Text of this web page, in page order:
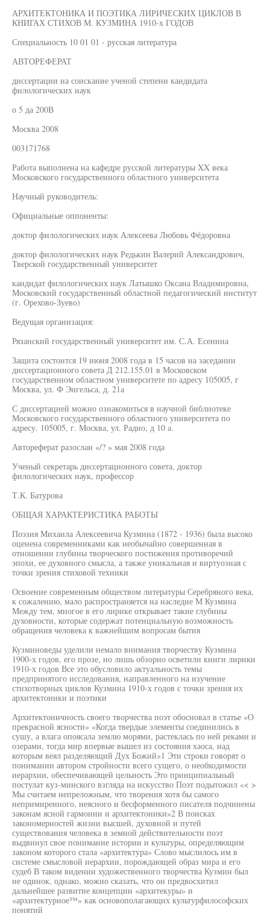
АРХИТЕКТОНИКА И ПОЭТИКА ЛИРИЧЕСКИХ ЦИКЛОВ В
КНИГАХ СТИХОВ М. КУЗМИНА 1910-х ГОДОВ
Специальность 10 01 01 - русская литература
АВТОРЕФЕРАТ
диссертации на соискание ученой степени кандидата
филологических наук
о 5 да 200В
Москва 2008
003171768
Работа выполнена на кафедре русской литературы XX века
Московского государственного областного университета
Научный руководитель:
Официальные оппоненты:
доктор филологических наук Алексеева Любовь Фёдоровна
доктор филологических наук Редькин Валерий Александрович,
Тверской государственный университет
кандидат филологических наук Латышко Оксана Владимировна,
Московский государственный областной педагогический институт
(г. Орехово-Зуево)
Ведущая организация:
Рязанский государственный университет им. С.А. Есенина
Защита состоится 19 июня 2008 года в 15 часов на заседании
диссертационного совета Д 212.155.01 в Московском
государственном областном университете по адресу 105005, г
Москва, ул. Ф Энгельса, д. 21а
С диссертацией можно ознакомиться в научной библиотеке
Московского государственного областного университета по
адресу. 105005, г. Москва, ул. Радио, д 10 а.
Автореферат разослан «/? » мая 2008 года
Ученый секретарь диссертационного совета, доктор
филологических наук, профессор
Т.К. Батурова
ОБЩАЯ ХАРАКТЕРИСТИКА РАБОТЫ
Поэзия Михаила Алексеевича Кузмина (1872 - 1936) была высоко
оценена современниками как необычайно совершенная в
отношении глубины творческого постижения противоречий
эпохи, ее духовного смысла, а также уникальная и виртуозная с
точки зрения стиховой техники
Освоение современным обществом литературы Серебряного века,
к сожалению, мало распространяется на наследие М Кузмина
Между тем, многое в его лирике открывает такие глубины
духовности, которые содержат потенциальную возможность
обращения человека к важнейшим вопросам бытия
Кузминоведы уделили немало внимания творчеству Кузмина
1900-х годов, его прозе, но лишь обзорно осветили книги лирики
1910-х годов Все это обусловило актуальность темы
предпринятого исследования, направленного на изучение
стихотворных циклов Кузмина 1910-х годов с точки зрения их
архитектоники и поэтики
Архитектоничность своего творчества поэт обосновал в статье «О
прекрасной ясности» «Когда твердые элементы соединились в
сушу, а влага опоясала землю морями, растеклась по ней реками и
озерами, тогда мир впервые вышел из состояния хаоса, над
которым веял разделяющий Дух Божий»1 Эти строки говорят о
понимании автором стройности всего сущего, о необходимости
иерархии, обеспечивающей цельность Это принципиальный
постулат куз-минского взгляда на искусство Поэт подытожил «< >
Мы считаем непреложным, что творения хотя бы самого
непримиренного, неясного и бесформенного писателя подчинены
законам ясной гармонии и архитектоники»2 В поисках
закономерностей жизни высшей, духовной и путей
существования человека в земной действительности поэт
выдвинул свое понимание истории и культуры, определяющим
законом которого стала «архитектура» Слово мыслилось им в
системе смысловой иерархии, порождающей образ мира и его
судеб В таком видении художественного творчества Кузмин был
не одинок, однако, можно сказать, что он предвосхитил
дальнейшее развитие концепции «архитекуры» и
«архитектурное™» как основополагающих культурфилософских
понятий